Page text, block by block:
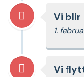
Vi blir
1.
Vi